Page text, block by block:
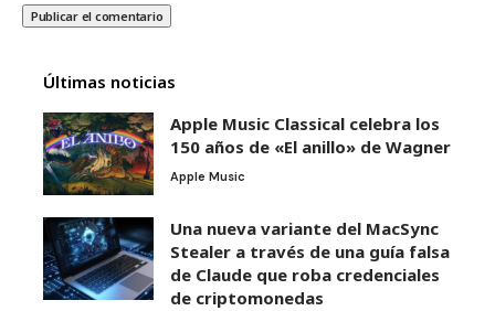
Últimas noticias
Apple Music Classical celebra los
150 años de «El anillo» de Wagner
Apple Music
Una nueva variante del MacSync
Stealer a través de una guía falsa
de Claude que roba credenciales
de criptomonedas